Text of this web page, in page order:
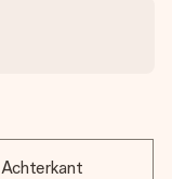
Achterkant